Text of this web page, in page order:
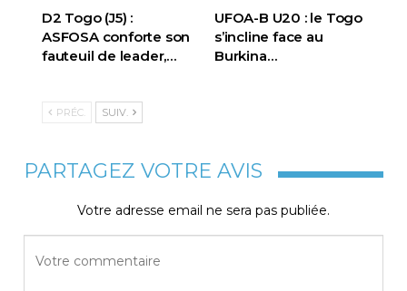
D2 Togo (J5) :
ASFOSA conforte son
fauteuil de leader,…
UFOA-B U20 : le Togo
s’incline face au
Burkina…
PRÉC. SUIV.
PARTAGEZ VOTRE AVIS
Votre adresse email ne sera pas publiée.